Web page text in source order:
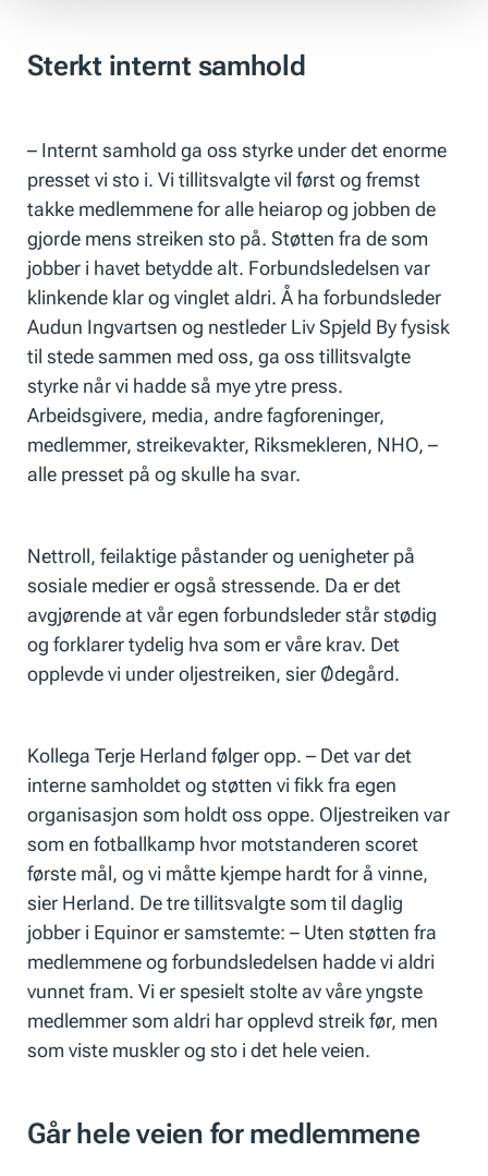
Sterkt internt samhold
– Internt samhold ga oss styrke under det enorme
presset vi sto i. Vi tillitsvalgte vil først og fremst
takke medlemmene for alle heiarop og jobben de
gjorde mens streiken sto på. Støtten fra de som
jobber i havet betydde alt. Forbundsledelsen var
klinkende klar og vinglet aldri. Å ha forbundsleder
Audun Ingvartsen og nestleder Liv Spjeld By fysisk
til stede sammen med oss, ga oss tillitsvalgte
styrke når vi hadde så mye ytre press.
Arbeidsgivere, media, andre fagforeninger,
medlemmer, streikevakter, Riksmekleren, NHO, –
alle presset på og skulle ha svar.
Nettroll, feilaktige påstander og uenigheter på
sosiale medier er også stressende. Da er det
avgjørende at vår egen forbundsleder står stødig
og forklarer tydelig hva som er våre krav. Det
opplevde vi under oljestreiken, sier Ødegård.
Kollega Terje Herland følger opp. – Det var det
interne samholdet og støtten vi fikk fra egen
organisasjon som holdt oss oppe. Oljestreiken var
som en fotballkamp hvor motstanderen scoret
første mål, og vi måtte kjempe hardt for å vinne,
sier Herland. De tre tillitsvalgte som til daglig
jobber i Equinor er samstemte: – Uten støtten fra
medlemmene og forbundsledelsen hadde vi aldri
vunnet fram. Vi er spesielt stolte av våre yngste
medlemmer som aldri har opplevd streik før, men
som viste muskler og sto i det hele veien.
Går hele veien for medlemmene